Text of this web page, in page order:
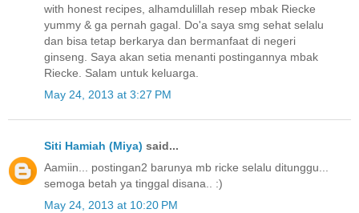
with honest recipes, alhamdulillah resep mbak Riecke
yummy & ga pernah gagal. Do'a saya smg sehat selalu
dan bisa tetap berkarya dan bermanfaat di negeri
ginseng. Saya akan setia menanti postingannya mbak
Riecke. Salam untuk keluarga.
May 24, 2013 at 3:27 PM
Siti Hamiah (Miya) said...
Aamiin... postingan2 barunya mb ricke selalu ditunggu...
semoga betah ya tinggal disana.. :)
May 24, 2013 at 10:20 PM